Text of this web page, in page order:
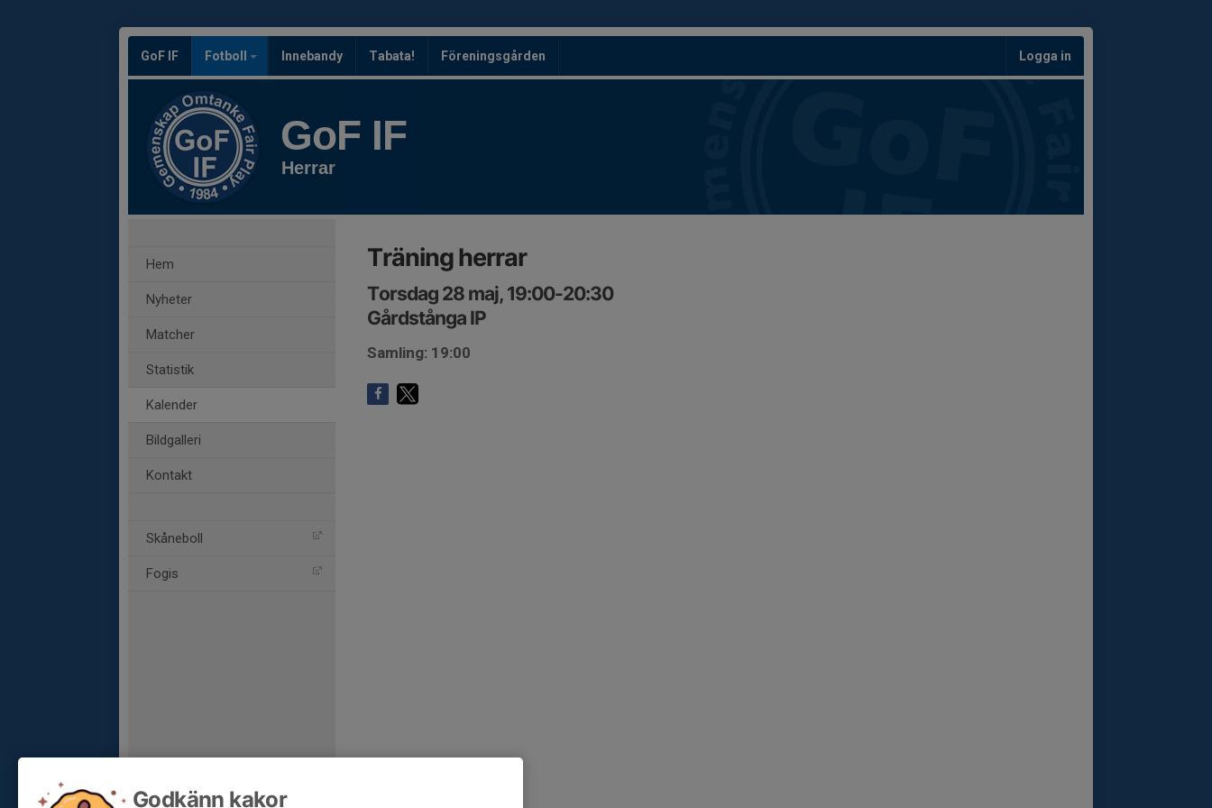
GoF IF Fotboll Innebandy Tabata! Föreningsgården Logga in
GoF IF
Herrar
Hem
Nyheter
Matcher
Statistik
Kalender
Bildgalleri
Kontakt
Skåneboll
Fogis
Träning herrar
Torsdag 28 maj, 19:00-20:30
Gårdstånga IP
Samling: 19:00
Godkänn kakor